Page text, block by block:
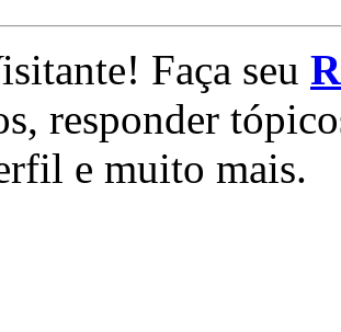
Faça seu
responder
e muito mais.